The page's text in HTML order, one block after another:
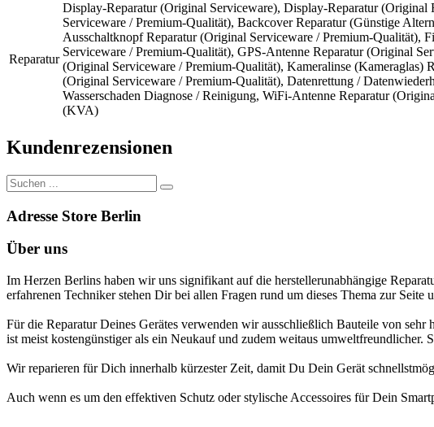
Reparatur
Display-Reparatur (Original Serviceware), Display-Reparatur (Original
Serviceware / Premium-Qualität), Backcover Reparatur (Günstige
Ausschaltknopf Reparatur (Original Serviceware / Premium-Qualität),
Serviceware / Premium-Qualität), GPS-Antenne Reparatur (Original
(Original Serviceware / Premium-Qualität), Kameralinse (Kameraglas)
(Original Serviceware / Premium-Qualität), Datenrettung /
Wasserschaden Diagnose / Reinigung, WiFi-Antenne Reparatur
(KVA)
Kundenrezensionen
Adresse Store Berlin
Über uns
Im Herzen Berlins haben wir uns signifikant auf die herstellerunabhängige
erfahrenen Techniker stehen Dir bei allen Fragen rund um dieses Thema zur
Für die Reparatur Deines Gerätes verwenden wir ausschließlich Bauteile von
ist meist kostengünstiger als ein Neukauf und zudem weitaus umweltfreundlicher.
Wir reparieren für Dich innerhalb kürzester Zeit, damit Du Dein Gerät
Auch wenn es um den effektiven Schutz oder stylische Accessoires für Dein